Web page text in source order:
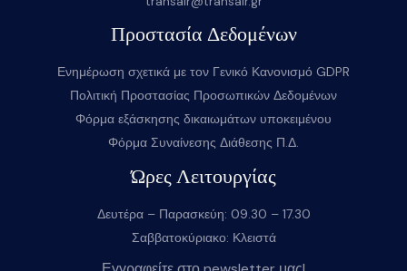
Προστασία Δεδομένων
Ενημέρωση σχετικά με τον Γενικό Κανονισμό GDPR
Πολιτική Προστασίας Προσωπικών Δεδομένων
Φόρμα εξάσκησης δικαιωμάτων υποκειμένου
Φόρμα Συναίνεσης Διάθεσης Π.Δ.
Ώρες Λειτουργίας
Δευτέρα – Παρασκεύη: 09.30 – 17.30
Σαββατοκύριακο: Κλειστά